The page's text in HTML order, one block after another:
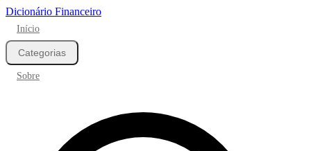
Dicionário Financeiro
Início
Categorias
Sobre